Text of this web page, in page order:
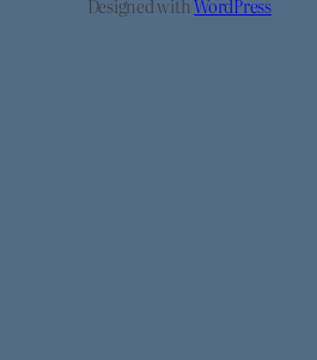
Designed withWordPress